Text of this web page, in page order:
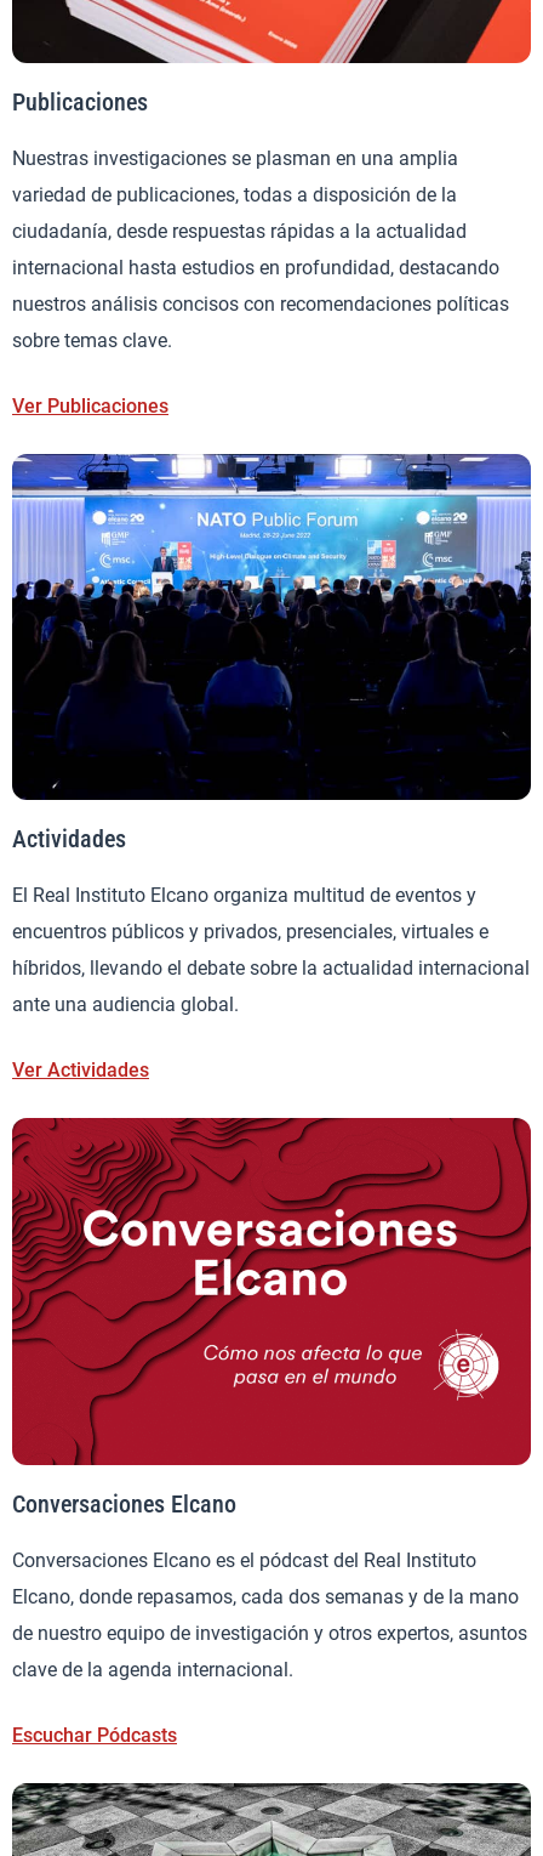
Publicaciones
Nuestras investigaciones se plasman en una amplia
variedad de publicaciones, todas a disposición de la
ciudadanía, desde respuestas rápidas a la actualidad
internacional hasta estudios en profundidad, destacando
nuestros análisis concisos con recomendaciones políticas
sobre temas clave.
Ver Publicaciones
Actividades
El Real Instituto Elcano organiza multitud de eventos y
encuentros públicos y privados, presenciales, virtuales e
híbridos, llevando el debate sobre la actualidad internacional
ante una audiencia global.
Ver Actividades
Conversaciones Elcano
Conversaciones Elcano es el pódcast del Real Instituto
Elcano, donde repasamos, cada dos semanas y de la mano
de nuestro equipo de investigación y otros expertos, asuntos
clave de la agenda internacional.
Escuchar Pódcasts